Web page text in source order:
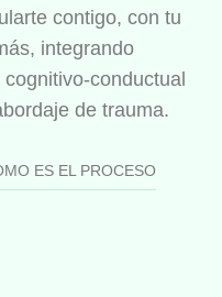
contigo, con tu
integrando
conductual
de trauma.
ES EL PROCESO